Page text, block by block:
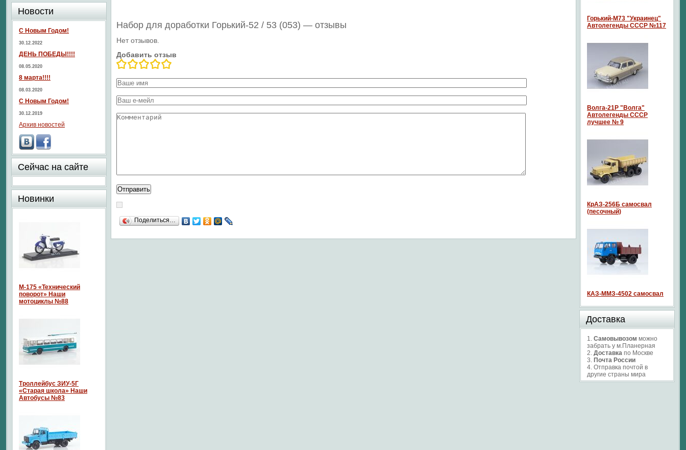
Набор для доработки Горький-52 / 53 (053) — отзывы
Нет отзывов.
Добавить отзыв
Поделиться…
Новости
С Новым Годом!
30.12.2022
ДЕНЬ ПОБЕДЫ!!!!
08.05.2020
8 марта!!!!
08.03.2020
С Новым Годом!
30.12.2019
Архив новостей
Сейчас на сайте
Новинки
М-175 «Технический
поворот» Наши
мотоциклы №88
Троллейбус ЗИУ-5Г
«Старая школа» Наши
Автобусы №83
Горький-М73 "Украинец"
Автолегенды СССР №117
Волга-21P "Волга"
Автолегенды СССР
лучшее № 9
КрАЗ-256Б самосвал
(песочный)
КАЗ-ММЗ-4502 самосвал
Доставка
1. Самовывозом можно
забрать у м.Планерная
2. Доставка по Москве
3. Почта России
4. Отправка почтой в
другие страны мира